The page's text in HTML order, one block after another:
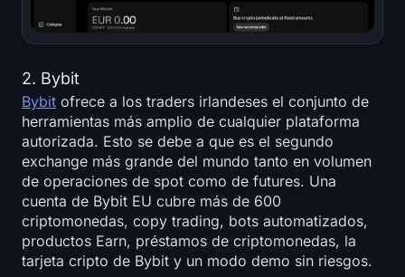
2. Bybit
Bybit ofrece a los traders irlandeses el conjunto de
herramientas más amplio de cualquier plataforma
autorizada. Esto se debe a que es el segundo
exchange más grande del mundo tanto en volumen
de operaciones de spot como de futures. Una
cuenta de Bybit EU cubre más de 600
criptomonedas, copy trading, bots automatizados,
productos Earn, préstamos de criptomonedas, la
tarjeta cripto de Bybit y un modo demo sin riesgos.